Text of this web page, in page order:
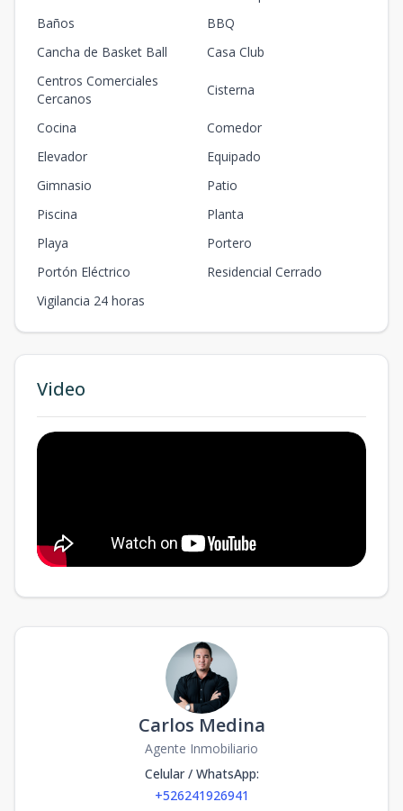
Baños
BBQ
Cancha de Basket Ball
Casa Club
Centros Comerciales
Cercanos
Cisterna
Cocina
Comedor
Elevador
Equipado
Gimnasio
Patio
Piscina
Planta
Playa
Portero
Portón Eléctrico
Residencial Cerrado
Vigilancia 24 horas
Video
Carlos Medina
Agente Inmobiliario
Celular / WhatsApp:
+526241926941